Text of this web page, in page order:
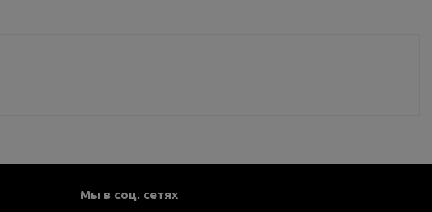
Мы в соц. сетях